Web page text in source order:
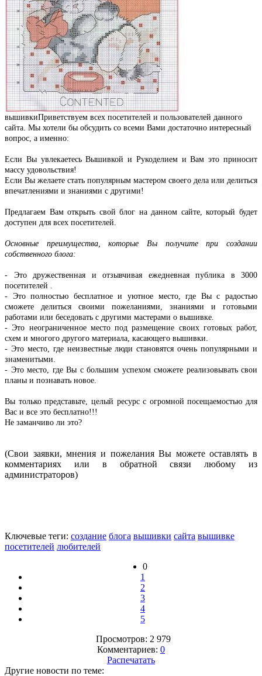
вышивкиПриветствуем всех посетителей и пользователей данного
сайта. Мы хотели бы обсудить со всеми Вами достаточно интересный
вопрос, а именно:
Если Вы увлекаетесь Вышивкой и Рукоделием и Вам это приносит
массу удовольствия!
Если Вы желаете стать популярным мастером своего дела или делиться
впечатлениями и знаниями с другими!
Предлагаем Вам открыть свой блог на данном сайте, который будет
доступен для всех посетителей.
Основные преимущества, которые Вы получите при создании
собственного блога:
- Это дружественная и отзывчивая ежедневная публика в 3000
посетителей .
- Это полностью бесплатное и уютное место, где Вы с радостью
сможете делиться своими пожеланиями, знаниями и готовыми
работами или беседовать с другими мастерами о вышивке.
- Это неограниченное место под размещение своих готовых работ,
схем и многого другого материала, касающего вышивки.
- Это место, где неизвестные люди становятся очень популярными и
знаменитыми.
- Это место, где Вы с большим успехом сможете реализовывать свои
планы и познавать новое.
Вы только представьте, целый ресурс с огромной посещаемостью для
Вас и все это бесплатно!!!
Не заманчиво ли это?
(Свои заявки, мнения и пожелания Вы можете оставлять в
комментариях или в обратной связи любому из
администраторов)
Ключевые теги: создание блога вышивки сайта вышивке
посетителей любителей
0
1
2
3
4
5
Просмотров: 2 979
Комментариев: 0
Распечатать
Другие новости по теме: